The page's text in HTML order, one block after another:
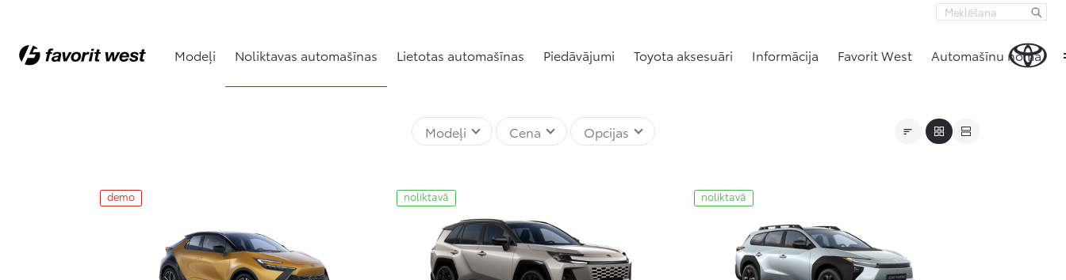
Modeļi Noliktavas automašīnas Lietotas automašīnas Piedāvājumi Toyota aksesuāri Informācija Favorit West Automašīnu noma
Modeļi Cena Opcijas
demo noliktavā noliktavā